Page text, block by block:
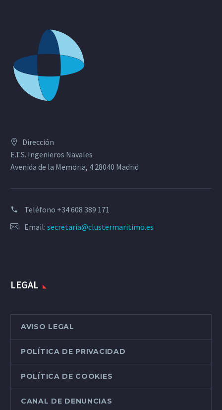
Dirección
E.T.S. Ingenieros Navales
Avenida de la Memoria, 4 28040 Madrid
Teléfono +34 608 389 171
Email: secretaria@clustermaritimo.es
LEGAL
AVISO LEGAL
POLÍTICA DE PRIVACIDAD
POLÍTICA DE COOKIES
CANAL DE DENUNCIAS